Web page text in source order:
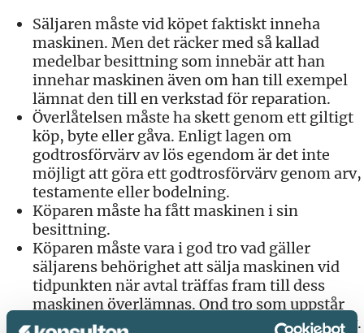
Säljaren måste vid köpet faktiskt inneha
maskinen. Men det räcker med så kallad
medelbar besittning som innebär att han
innehar maskinen även om han till exempel
lämnat den till en verkstad för reparation.
Överlåtelsen måste ha skett genom ett giltigt
köp, byte eller gåva. Enligt lagen om
godtrosförvärv av lös egendom är det inte
möjligt att göra ett godtrosförvärv genom arv,
testamente eller bodelning.
Köparen måste ha fått maskinen i sin
besittning.
Köparen måste vara i god tro vad gäller
säljarens behörighet att sälja maskinen vid
tidpunkten när avtal träffas fram till dess
maskinen överlämnas. Ond tro som uppstår
därefter är inget hinder för ett godtrosförvärv.